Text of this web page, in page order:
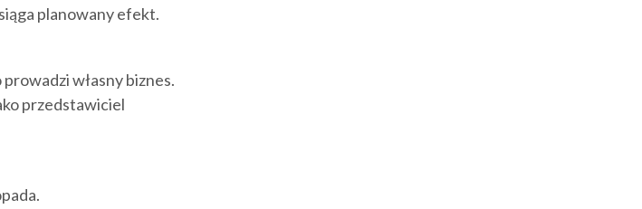
planowany efekt.
własny biznes.
przedstawiciel